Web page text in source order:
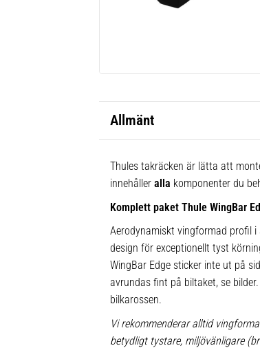
Allmänt
Thules takräcken är lätta att
innehåller alla komponenter du
Komplett paket Thule WingBar
Aerodynamiskt vingformad profil
design för exceptionellt tyst
WingBar Edge sticker inte ut på
avrundas fint på biltaket, se
bilkarossen.
Vi rekommenderar alltid
betydligt tystare, miljövänligare